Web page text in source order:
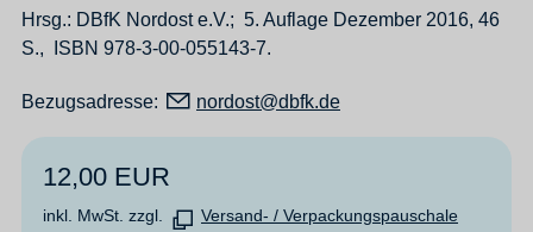
Hrsg.: DBfK Nordost e.V.; 5. Auflage Dezember 2016, 46
S., ISBN 978-3-00-055143-7.
Bezugsadresse: n rd st dbfk d
12,00 EUR
inkl. MwSt. zzgl.
Versand- / Verpackungspauschale